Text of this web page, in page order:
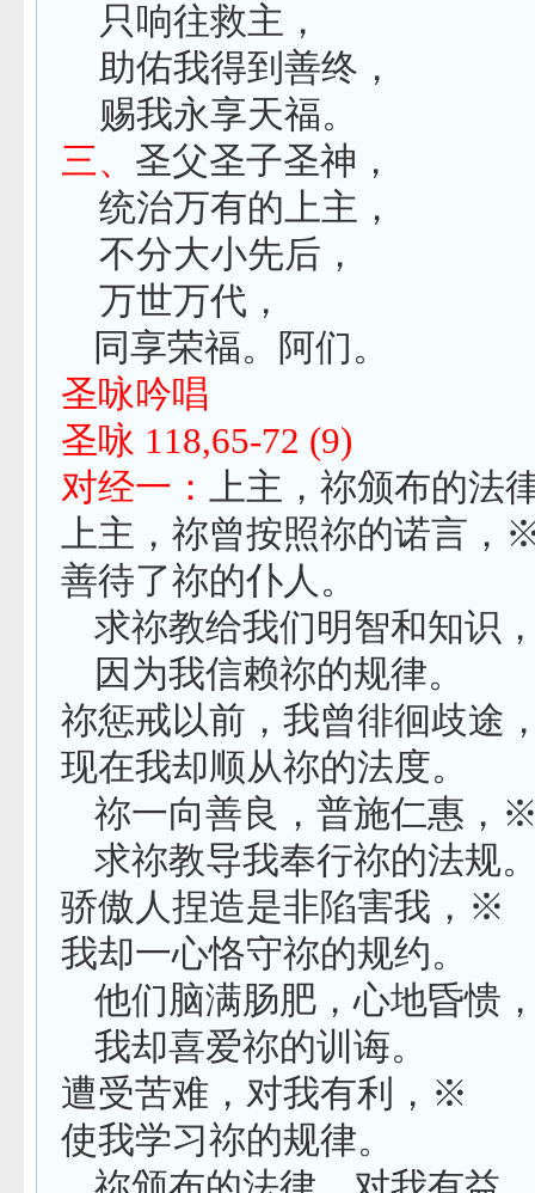
只响往救主，
助佑我得到善终，
赐我永享天福。
三、 圣父圣子圣神，
统治万有的上主，
不分大小先后，
万世万代，
同享荣福。阿们。
圣咏吟唱
圣咏 118,65-72 (9)
对经一： 上主，祢颁布的法
上主，祢曾按照祢的诺言，
善待了祢的仆人。
求祢教给我们明智和知识
因为我信赖祢的规律。
祢惩戒以前，我曾徘徊歧途
现在我却顺从祢的法度。
祢一向善良，普施仁惠，
求祢教导我奉行祢的法规
骄傲人捏造是非陷害我，※
我却一心恪守祢的规约。
他们脑满肠肥，心地昏愦
我却喜爱祢的训诲。
遭受苦难，对我有利，※
使我学习祢的规律。